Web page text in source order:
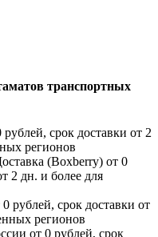
транспортных
срок доставки от 2
регионов
(Boxberry) от 0
2 дн. и более для
рублей, срок доставки от
регионов
от 0 рублей, срок